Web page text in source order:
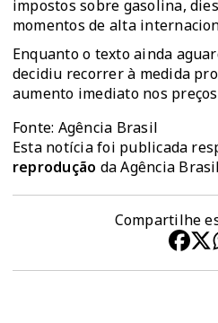
impostos sobre gasolina,
momentos de alta
Enquanto o texto ainda
decidiu recorrer à medida
aumento imediato nos
Fonte: Agência Brasil
Esta notícia foi publicada
reprodução da Agência
Compartilhe